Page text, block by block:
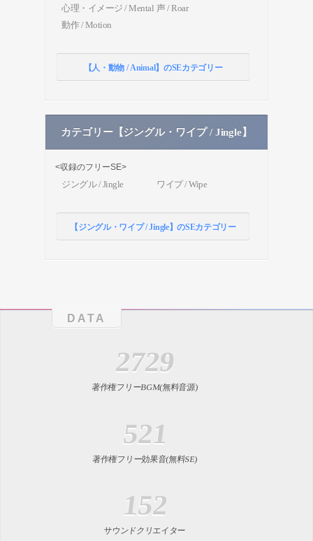
心理・イメージ / Mental 声 / Roar
動作 / Motion
【人・動物 / Animal】のSEカテゴリー
カテゴリー【ジングル・ワイプ / Jingle】
<収録のフリーSE>
ジングル / Jingle ワイプ / Wipe
【ジングル・ワイプ / Jingle】のSEカテゴリー
DATA
2729
著作権フリーBGM(無料音源)
521
著作権フリー効果音(無料SE)
152
サウンドクリエイター